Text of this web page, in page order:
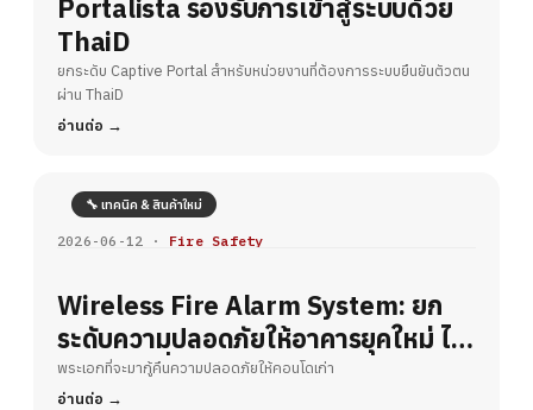
Portalista รองรับการเข้าสู่ระบบด้วย
ThaiD
ยกระดับ Captive Portal สำหรับหน่วยงานที่ต้องการระบบยืนยันตัวตน
ผ่าน ThaiD
อ่านต่อ
🔧 เทคนิค & สินค้าใหม่
2026-06-12 · Fire Safety
Wireless Fire Alarm System: ยก
ระดับความปลอดภัยให้อาคารยุคใหม่ ไร้
ขีดจำกัดเรื่องการเดินสาย
พระเอกที่จะมากู้คืนความปลอดภัยให้คอนโดเก่า
อ่านต่อ